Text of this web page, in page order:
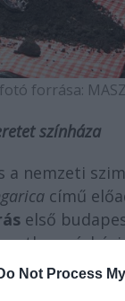
Not Process
forrása:
színháza
a nemzeti
című
első
látta a
rögös